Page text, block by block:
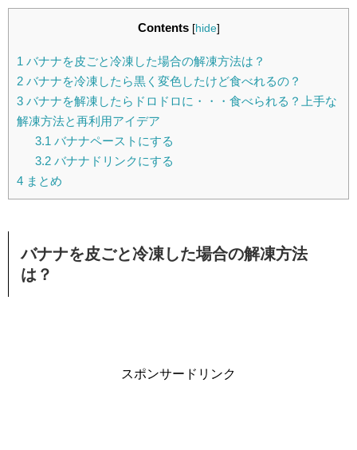
Contents [hide]
1 バナナを皮ごと冷凍した場合の解凍方法は？
2 バナナを冷凍したら黒く変色したけど食べれるの？
3 バナナを解凍したらドロドロに・・・食べられる？上手な
解凍方法と再利用アイデア
3.1 バナナペーストにする
3.2バナナドリンクにする
4 まとめ
バナナを皮ごと冷凍した場合の解凍方法
は？
スポンサードリンク